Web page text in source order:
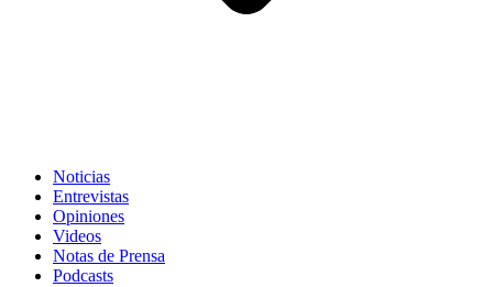
Noticias
Entrevistas
Opiniones
Videos
Notas de Prensa
Podcasts